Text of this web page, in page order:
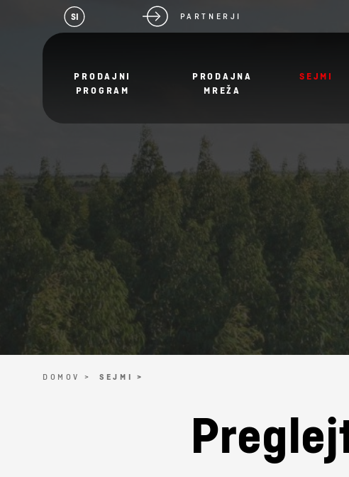
SI PARTNERJI
PRODAJNI
PROGRAM
PRODAJNA
MREŽA
SEJMI
DOMOV > SEJMI >